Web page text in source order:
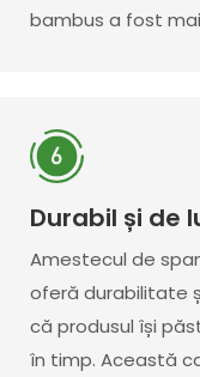
bambus a fost
Durabil și de
Amestecul de
oferă durabilitate
că produsul își
în timp. Această